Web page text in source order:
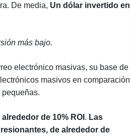
De media, Un dólar invertido en
más bajo.
electrónico masivas, su base de
masivos en comparación
de 10% ROI . Las
de alrededor de